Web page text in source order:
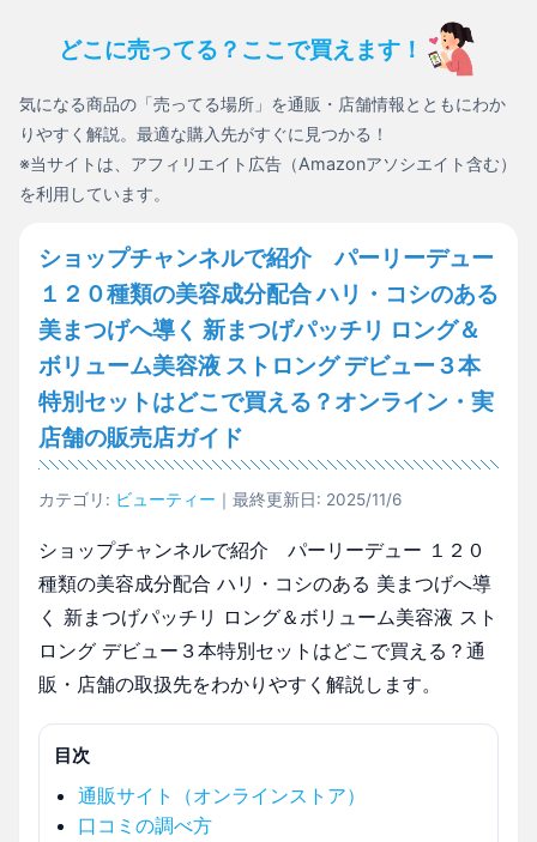
どこに売ってる？ここで買えます！
気になる商品の「売ってる場所」を通販・店舗情報とともにわか
りやすく解説。最適な購入先がすぐに見つかる！
※当サイトは、アフィリエイト広告（Amazonアソシエイト含む）
を利用しています。
ショップチャンネルで紹介 パーリーデュー
１２０種類の美容成分配合 ハリ・コシのある
美まつげへ導く 新まつげパッチリ ロング＆
ボリューム美容液 ストロング デビュー３本
特別セットはどこで買える？オンライン・実
店舗の販売店ガイド
カテゴリ: ビューティー ｜最終更新日: 2025/11/6
ショップチャンネルで紹介 パーリーデュー １２０
種類の美容成分配合 ハリ・コシのある 美まつげへ導
く 新まつげパッチリ ロング＆ボリューム美容液 スト
ロング デビュー３本特別セットはどこで買える？通
販・店舗の取扱先をわかりやすく解説します。
目次
通販サイト（オンラインストア）
口コミの調べ方